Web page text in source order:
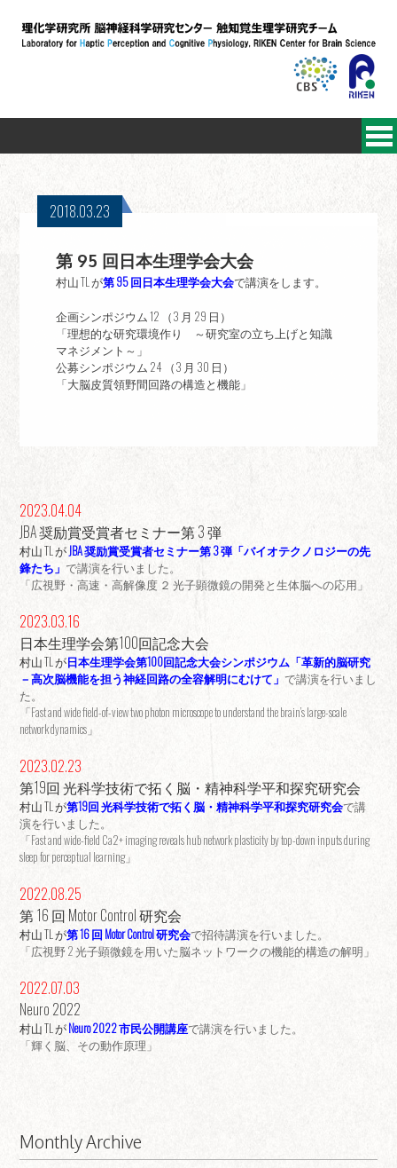
第 95 回日本生理学会大会
2018.03.23
村山 TL が第 95 回日本生理学会大会で講演をします。
企画シンポジウム 12 （3 月 29 日）
「理想的な研究環境作り ～研究室の立ち上げと知識
マネジメント～」
公募シンポジウム 24 （3 月 30 日）
「大脳皮質領野間回路の構造と機能」
2023.04.04
JBA 奨励賞受賞者セミナー第 3 弾
村山 TL がJBA 奨励賞受賞者セミナー第 3 弾「バイオテクノロジーの先
鋒たち」で講演を行いました。
「広視野・高速・高解像度 ２ 光子顕微鏡の開発と生体脳への応用」
2023.03.16
日本生理学会第100回記念大会
村山 TL が日本生理学会第100回記念大会シンポジウム「革新的脳研究
－高次脳機能を担う神経回路の全容解明にむけて」で講演を行いまし
た。
「Fast and wide field-of-view two photon microscope to understand the brain’s large-scale
network dynamics」
2023.02.23
第19回 光科学技術で拓く脳・精神科学平和探究研究会
村山 TL が第19回 光科学技術で拓く脳・精神科学平和探究研究会で講
演を行いました。
「Fast and wide-field Ca2+ imaging reveals hub network plasticity by top-down inputs during
sleep for perceptual learning」
2022.08.25
第 16 回 Motor Control 研究会
村山 TL が第 16 回 Motor Control 研究会で招待講演を行いました。
「広視野 2 光子顕微鏡を用いた脳ネットワークの機能的構造の解明」
2022.07.03
Neuro 2022
村山 TL がNeuro 2022 市民公開講座で講演を行いました。
「輝く脳、その動作原理」
Monthly Archive